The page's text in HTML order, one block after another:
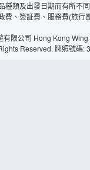
種類及出發日期而有所不
費、簽証費、服務費(旅行
限公司 Hong Kong Wing
Reserved. 牌照號碼: